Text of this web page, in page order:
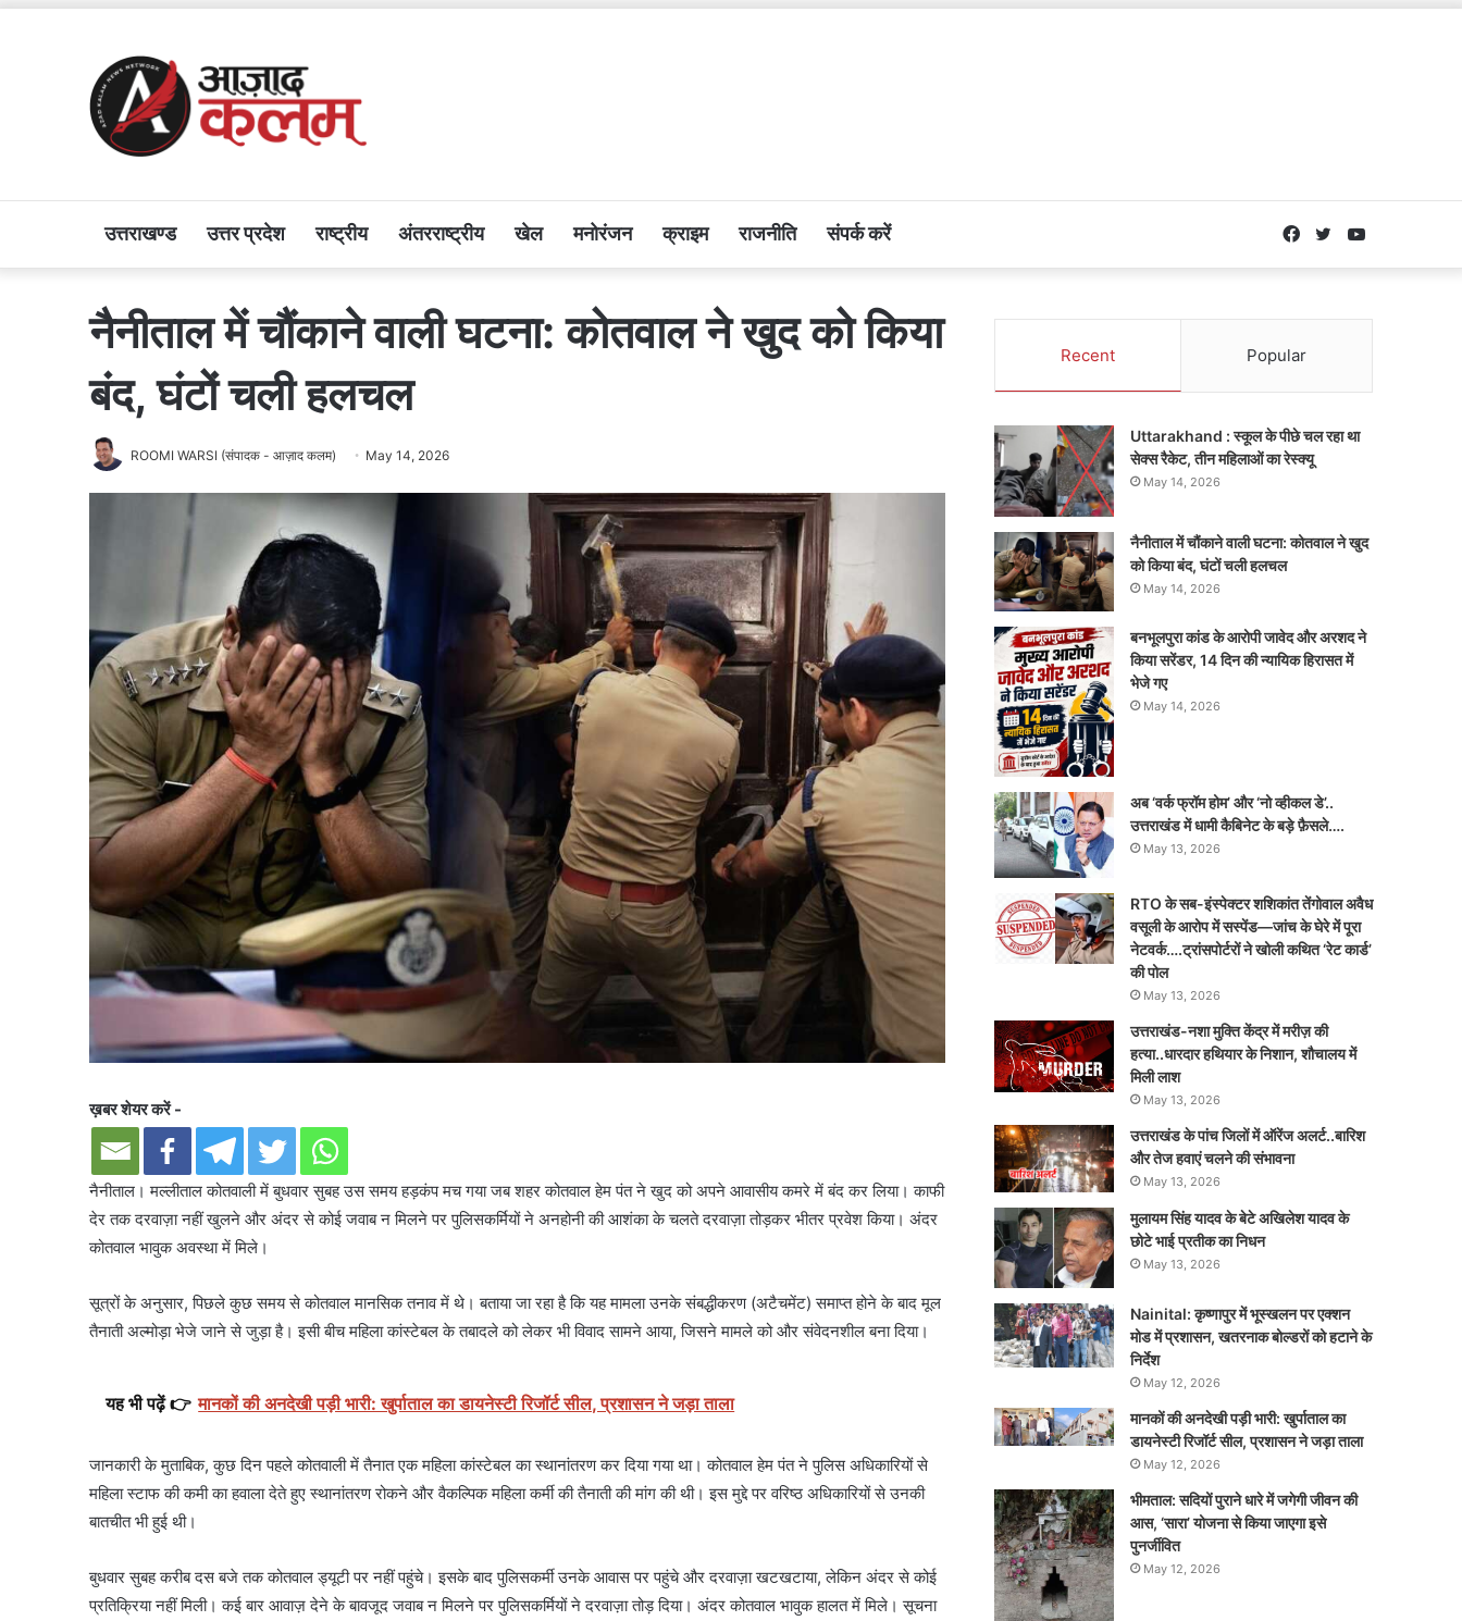
उत्तराखण्ड उत्तर प्रदेश राष्ट्रीय अंतरराष्ट्रीय खेल मनोरंजन क्राइम राजनीति संपर्क करें YouTube
Twitter
Facebook
नैनीताल में चौंकाने वाली घटना: कोतवाल ने खुद को किया
बंद, घंटों चली हलचल
ROOMI WARSI (संपादक - आज़ाद कलम) May 14, 2026
ख़बर शेयर करें -
नैनीताल। मल्लीताल कोतवाली में बुधवार सुबह उस समय हड़कंप मच गया जब शहर कोतवाल हेम पंत ने खुद को अपने आवासीय कमरे में बंद कर लिया। काफी
देर तक दरवाज़ा नहीं खुलने और अंदर से कोई जवाब न मिलने पर पुलिसकर्मियों ने अनहोनी की आशंका के चलते दरवाज़ा तोड़कर भीतर प्रवेश किया। अंदर
कोतवाल भावुक अवस्था में मिले।
सूत्रों के अनुसार, पिछले कुछ समय से कोतवाल मानसिक तनाव में थे। बताया जा रहा है कि यह मामला उनके संबद्धीकरण (अटैचमेंट) समाप्त होने के बाद मूल
तैनाती अल्मोड़ा भेजे जाने से जुड़ा है। इसी बीच महिला कांस्टेबल के तबादले को लेकर भी विवाद सामने आया, जिसने मामले को और संवेदनशील बना दिया।
यह भी पढ़ें 👉 मानकों की अनदेखी पड़ी भारी: खुर्पाताल का डायनेस्टी रिजॉर्ट सील, प्रशासन ने जड़ा ताला
जानकारी के मुताबिक, कुछ दिन पहले कोतवाली में तैनात एक महिला कांस्टेबल का स्थानांतरण कर दिया गया था। कोतवाल हेम पंत ने पुलिस अधिकारियों से
महिला स्टाफ की कमी का हवाला देते हुए स्थानांतरण रोकने और वैकल्पिक महिला कर्मी की तैनाती की मांग की थी। इस मुद्दे पर वरिष्ठ अधिकारियों से उनकी
बातचीत भी हुई थी।
बुधवार सुबह करीब दस बजे तक कोतवाल ड्यूटी पर नहीं पहुंचे। इसके बाद पुलिसकर्मी उनके आवास पर पहुंचे और दरवाज़ा खटखटाया, लेकिन अंदर से कोई
प्रतिक्रिया नहीं मिली। कई बार आवाज़ देने के बावजूद जवाब न मिलने पर पुलिसकर्मियों ने दरवाज़ा तोड़ दिया। अंदर कोतवाल भावुक हालत में मिले। सूचना
Recent Popular
Uttarakhand : स्कूल के पीछे चल रहा था
सेक्स रैकेट, तीन महिलाओं का रेस्क्यू
May 14, 2026
नैनीताल में चौंकाने वाली घटना: कोतवाल ने खुद
को किया बंद, घंटों चली हलचल
May 14, 2026
बनभूलपुरा कांड के आरोपी जावेद और अरशद ने
किया सरेंडर, 14 दिन की न्यायिक हिरासत में
भेजे गए
May 14, 2026
अब ‘वर्क फ्रॉम होम’ और ‘नो व्हीकल डे’..
उत्तराखंड में धामी कैबिनेट के बड़े फ़ैसले….
May 13, 2026
RTO के सब-इंस्पेक्टर शशिकांत तेंगोवाल अवैध
वसूली के आरोप में सस्पेंड—जांच के घेरे में पूरा
नेटवर्क….ट्रांसपोर्टरों ने खोली कथित ‘रेट कार्ड’
की पोल
May 13, 2026
उत्तराखंड-नशा मुक्ति केंद्र में मरीज़ की
हत्या..धारदार हथियार के निशान, शौचालय में
मिली लाश
May 13, 2026
उत्तराखंड के पांच जिलों में ऑरेंज अलर्ट..बारिश
और तेज हवाएं चलने की संभावना
May 13, 2026
मुलायम सिंह यादव के बेटे अखिलेश यादव के
छोटे भाई प्रतीक का निधन
May 13, 2026
Nainital: कृष्णापुर में भूस्खलन पर एक्शन
मोड में प्रशासन, खतरनाक बोल्डरों को हटाने के
निर्देश
May 12, 2026
मानकों की अनदेखी पड़ी भारी: खुर्पाताल का
डायनेस्टी रिजॉर्ट सील, प्रशासन ने जड़ा ताला
May 12, 2026
भीमताल: सदियों पुराने धारे में जगेगी जीवन की
आस, ‘सारा’ योजना से किया जाएगा इसे
पुनर्जीवित
May 12, 2026